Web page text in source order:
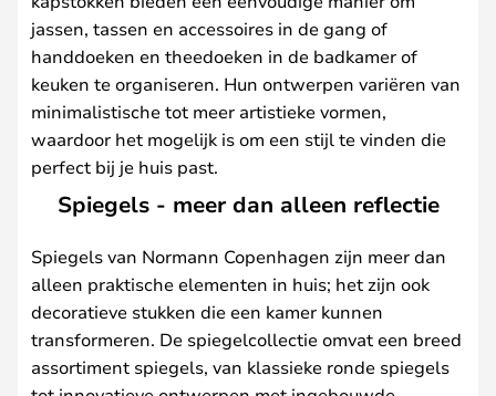
jassen, tassen en accessoires in de gang of
handdoeken en theedoeken in de badkamer of
keuken te organiseren. Hun ontwerpen variëren van
minimalistische tot meer artistieke vormen,
waardoor het mogelijk is om een stijl te vinden die
perfect bij je huis past.
Spiegels - meer dan alleen reflectie
Spiegels van Normann Copenhagen zijn meer dan
alleen praktische elementen in huis; het zijn ook
decoratieve stukken die een kamer kunnen
transformeren. De spiegelcollectie omvat een breed
assortiment spiegels, van klassieke ronde spiegels